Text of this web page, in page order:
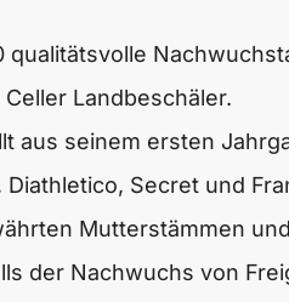
qualitätsvolle
Landbeschäler.
aus seinem ersten
Diathletico, Secret und
Mutterstämmen
der Nachwuchs von